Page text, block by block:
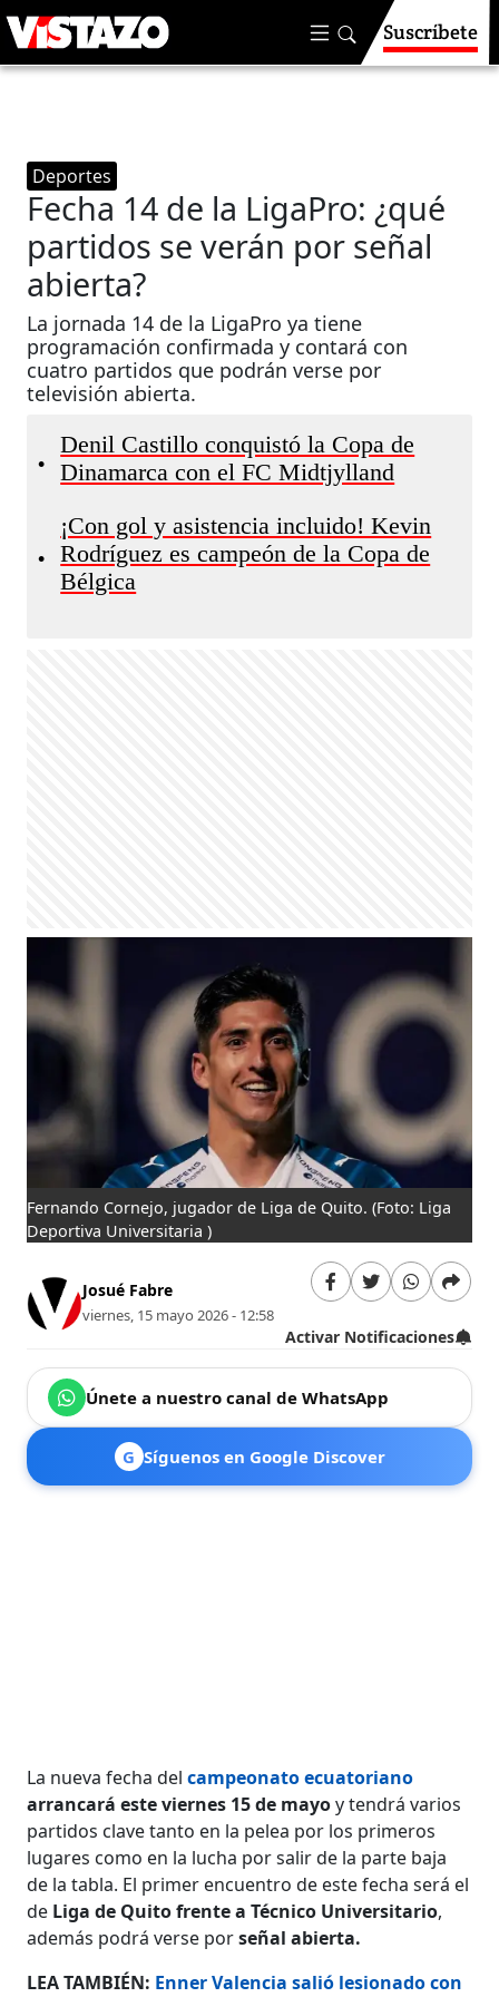
Suscríbete
Deportes
Fecha 14 de la LigaPro: ¿qué
partidos se verán por señal
abierta?
La jornada 14 de la LigaPro ya tiene
programación confirmada y contará con
cuatro partidos que podrán verse por
televisión abierta.
•
Denil Castillo conquistó la Copa de
Dinamarca con el FC Midtjylland
•
¡Con gol y asistencia incluido! Kevin
Rodríguez es campeón de la Copa de
Bélgica
Fernando Cornejo, jugador de Liga de Quito. (Foto: Liga
Deportiva Universitaria )
Josué Fabre
viernes, 15 mayo 2026 - 12:58
Activar Notificaciones
Únete a nuestro canal de WhatsApp
G Síguenos en Google Discover
La nueva fecha delcampeonato ecuatoriano
arrancará este viernes 15 de mayoy tendrá varios
partidos clave tanto en la pelea por los primeros
lugares como en la lucha por salir de la parte baja
de la tabla. El primer encuentro de este fecha será el
de Liga de Quito frente a Técnico Universitario,
además podrá verse porseñal abierta.
LEA TAMBIÉN: Enner Valencia salió lesionado con